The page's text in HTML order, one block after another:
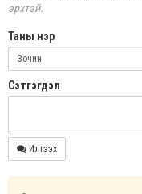
эрхтэй.
Таны нэр
Cэтгэгдэл
Илгээх